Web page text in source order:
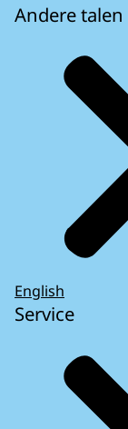
Andere talen
English
Service